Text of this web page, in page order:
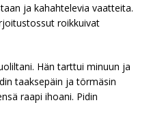
ja kahahtelevia vaatteita.
roikkuivat
Hän tarttui minuun ja
taaksepäin ja törmäsin
raapi ihoani. Pidin